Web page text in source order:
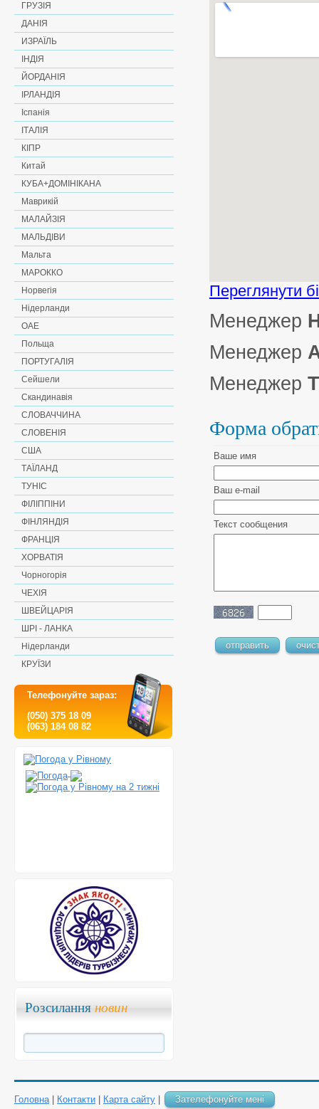
ГРУЗІЯ
ДАНІЯ
ИЗРАЇЛЬ
ІНДІЯ
ЙОРДАНІЯ
ІРЛАНДІЯ
Іспанія
ІТАЛІЯ
КІПР
Китай
КУБА+ДОМІНІКАНА
Маврикій
МАЛАЙЗІЯ
МАЛЬДІВИ
Мальта
МАРОККО
Норвегія
Нідерланди
ОАЕ
Польща
ПОРТУГАЛІЯ
Сейшели
Скандинавія
СЛОВАЧЧИНА
СЛОВЕНІЯ
США
ТАЇЛАНД
ТУНІС
ФІЛІППІНИ
ФІНЛЯНДІЯ
ФРАНЦІЯ
ХОРВАТІЯ
Чорногорія
ЧЕХІЯ
ШВЕЙЦАРІЯ
ШРІ - ЛАНКА
Нідерланди
КРУЇЗИ
Телефонуйте зараз:
(050) 375 18 09
(063) 184 08 82
Розсилання новин
Переглянути
Менеджер
Менеджер
Менеджер
Форма
Ваше имя
Ваш e-mail
Текст сообщения
Головна| Контакти Карта сайту Зателефонуйте мені